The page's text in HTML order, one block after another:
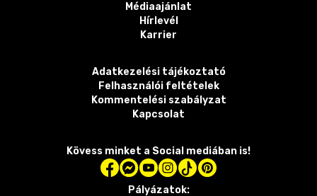
Médiaajánlat
Hírlevél
Karrier
Adatkezelési tájékoztató
Felhasználói feltételek
Kommentelési szabályzat
Kapcsolat
Kövess minket a Social mediában is!
Pályázatok: